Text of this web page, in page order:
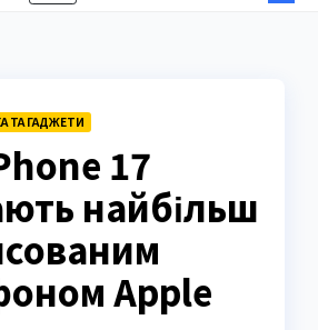
ТА ГАДЖЕТИ
17
найбільш
Apple